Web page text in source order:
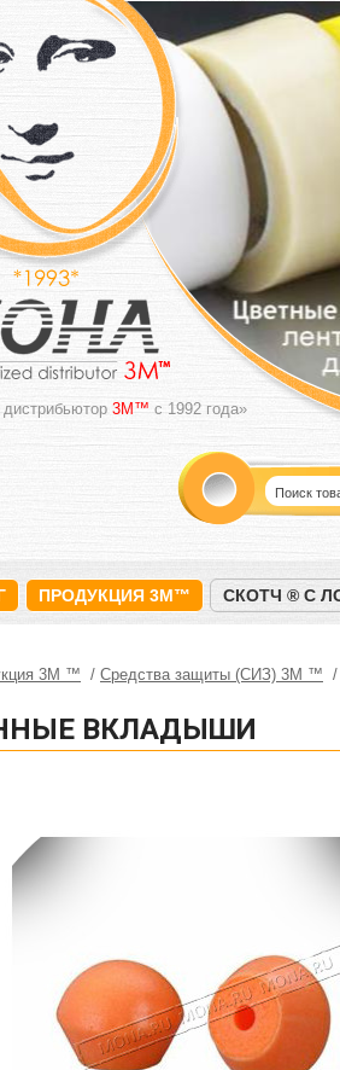
3M™ с 1992 года»
ПРОДУКЦИЯ 3M™ СКОТЧ ® С
3M ™ Средства защиты (СИЗ) 3M ™
ВКЛАДЫШИ